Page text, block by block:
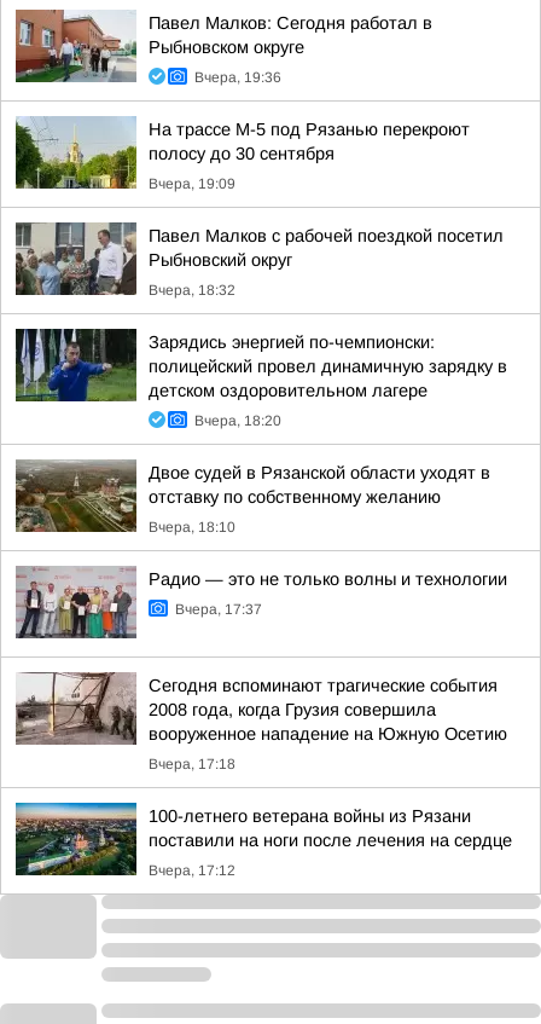
Павел Малков: Сегодня работал в
Рыбновском округе
Вчера, 19:36
На трассе М-5 под Рязанью перекроют
полосу до 30 сентября
Вчера, 19:09
Павел Малков с рабочей поездкой посетил
Рыбновский округ
Вчера, 18:32
Зарядись энергией по-чемпионски:
полицейский провел динамичную зарядку в
детском оздоровительном лагере
Вчера, 18:20
Двое судей в Рязанской области уходят в
отставку по собственному желанию
Вчера, 18:10
Радио — это не только волны и технологии
Вчера, 17:37
Сегодня вспоминают трагические события
2008 года, когда Грузия совершила
вооруженное нападение на Южную Осетию
Вчера, 17:18
100-летнего ветерана войны из Рязани
поставили на ноги после лечения на сердце
Вчера, 17:12